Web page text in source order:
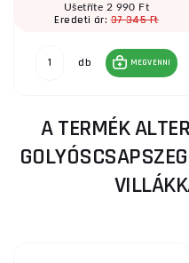
Ušetříte 2 990 Ft
Eredeti ár:37 345 Ft
db MEGVENNI
A TERMÉK